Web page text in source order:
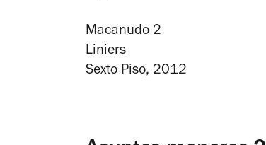
Macanudo 2
Liniers
Sexto Piso, 2012